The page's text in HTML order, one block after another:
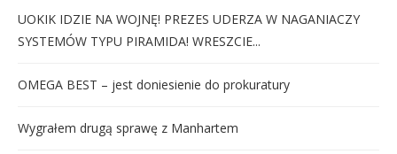
UOKIK IDZIE NA WOJNĘ! PREZES UDERZA W NAGANIACZY
SYSTEMÓW TYPU PIRAMIDA! WRESZCIE...
OMEGA BEST – jest doniesienie do prokuratury
Wygrałem drugą sprawę z Manhartem